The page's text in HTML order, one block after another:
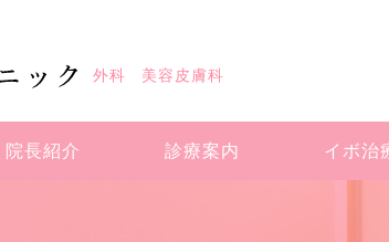
外科 美容皮膚科
院長紹介 診療案内 イボ治